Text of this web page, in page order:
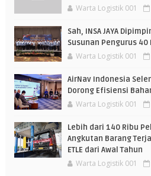
Warta Logistik 001
Sah, INSA JAYA
Susunan Pengurus 40
Warta Logistik 001
AirNav Indonesia
Dorong Efisiensi
Warta Logistik 001
Lebih dari 140 Ribu
Angkutan Barang
ETLE dari Awal Tahun
Warta Logistik 001